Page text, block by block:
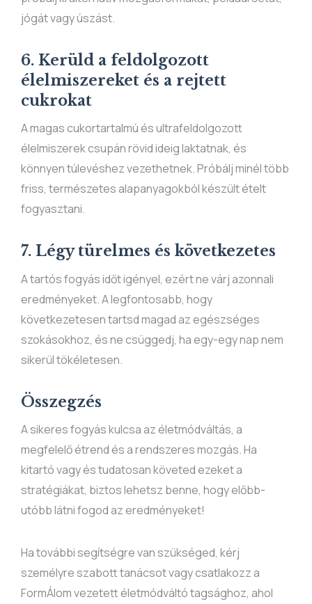
jógát vagy úszást.
6. Kerüld a feldolgozott
élelmiszereket és a rejtett
cukrokat
A magas cukortartalmú és ultrafeldolgozott
élelmiszerek csupán rövid ideig laktatnak, és
könnyen túlevéshez vezethetnek. Próbálj minél több
friss, természetes alapanyagokból készült ételt
fogyasztani.
7. Légy türelmes és következetes
A tartós fogyás időt igényel, ezért ne várj azonnali
eredményeket. A legfontosabb, hogy
következetesen tartsd magad az egészséges
szokásokhoz, és ne csüggedj, ha egy-egy nap nem
sikerül tökéletesen.
Összegzés
A sikeres fogyás kulcsa az életmódváltás, a
megfelelő étrend és a rendszeres mozgás. Ha
kitartó vagy és tudatosan követed ezeket a
stratégiákat, biztos lehetsz benne, hogy előbb-
utóbb látni fogod az eredményeket!
Ha további segítségre van szükséged, kérj
személyre szabott tanácsot vagy csatlakozz a
FormÁlom vezetett életmódváltó tagsághoz, ahol